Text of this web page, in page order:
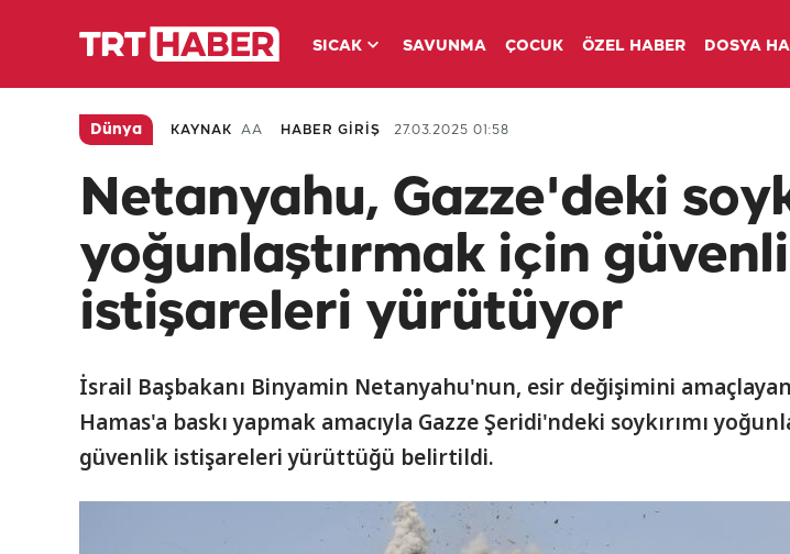
SICAK SAVUNMA ÇOCUK ÖZEL HABER DOSYA
Dünya KAYNAK AA HABER GİRİŞ 27.03.2025 01:58
Netanyahu, Gazze'deki
yoğunlaştırmak için
istişareleri yürütüyor
İsrail Başbakanı Binyamin Netanyahu'nun, esir değişimini
Hamas'a baskı yapmak amacıyla Gazze Şeridi'ndeki soykırımı
güvenlik istişareleri yürüttüğü belirtildi.